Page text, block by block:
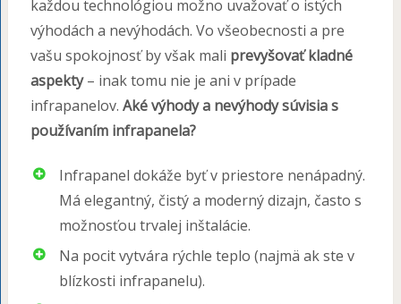
každou technológiou možno uvažovať o istých
výhodách a nevýhodách. Vo všeobecnosti a pre
vašu spokojnosť by však mali prevyšovať kladné
aspekty– inak tomu nie je ani v prípade
infrapanelov. Aké výhody a nevýhody súvisia s
používaním infrapanela?
Infrapanel dokáže byť v priestore nenápadný.
Má elegantný, čistý a moderný dizajn, často s
možnosťou trvalej inštalácie.
Na pocit vytvára rýchle teplo (najmä ak ste v
blízkosti infrapanelu).